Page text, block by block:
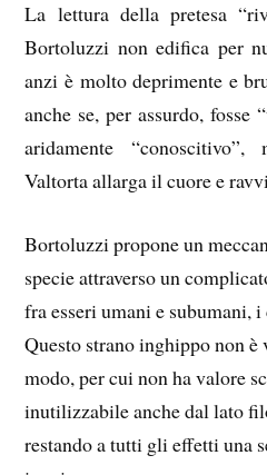
La lettura della pretesa
Bortoluzzi non edifica per
anzi è molto deprimente e
anche se, per assurdo, fosse
aridamente
Valtorta allarga il cuore e
Bortoluzzi propone un
specie attraverso un
fra esseri umani e subumani,
Questo strano inghippo non
modo, per cui non ha valore
inutilizzabile anche dal lato
restando a tutti gli effetti una